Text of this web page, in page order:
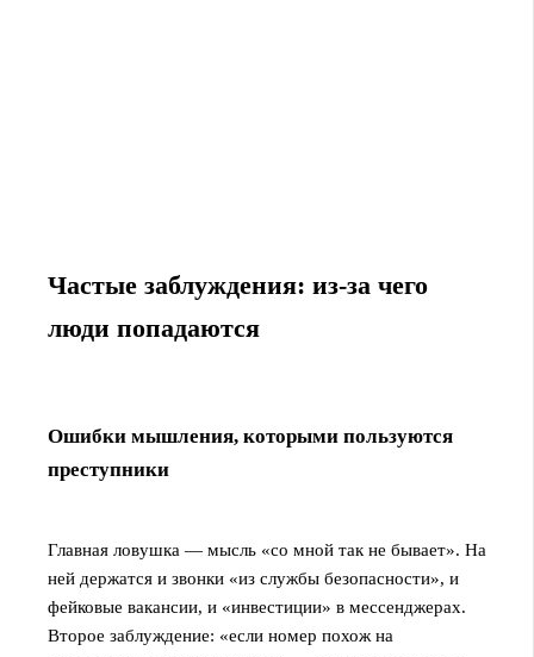
Частые заблуждения: из-за чего
люди попадаются
Ошибки мышления, которыми пользуются
преступники
Главная ловушка — мысль «со мной так не бывает». На
ней держатся и звонки «из службы безопасности», и
фейковые вакансии, и «инвестиции» в мессенджерах.
Второе заблуждение: «если номер похож на